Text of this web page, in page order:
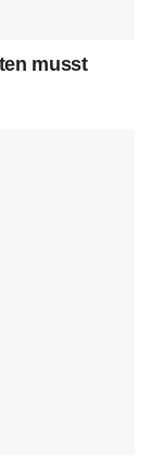
musst